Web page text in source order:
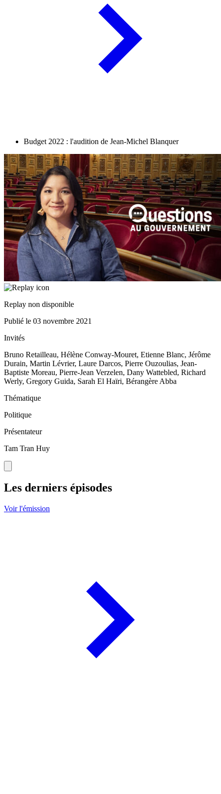
Budget 2022 : l'audition de Jean-Michel Blanquer
Replay non disponible
Publié le 03 novembre 2021
Invités
Bruno Retailleau, Hélène Conway-Mouret, Etienne Blanc, Jérôme
Durain, Martin Lévrier, Laure Darcos, Pierre Ouzoulias, Jean-
Baptiste Moreau, Pierre-Jean Verzelen, Dany Wattebled, Richard
Werly, Gregory Guida, Sarah El Haïri, Bérangère Abba
Thématique
Politique
Présentateur
Tam Tran Huy
Les derniers épisodes
Voir l'émission